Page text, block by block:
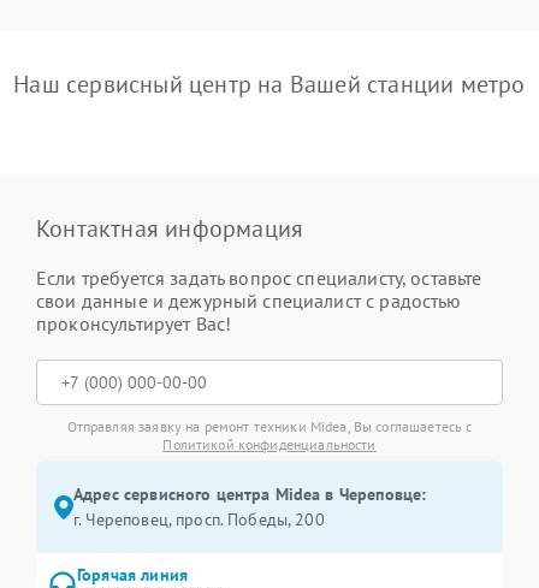
Наш сервисный центр на Вашей станции метро
Контактная информация
Если требуется задать вопрос специалисту, оставьте
свои данные и дежурный специалист с радостью
проконсультирует Вас!
Отправляя заявку на ремонт техники Midea, Вы соглашаетесь с
Политикой конфиденциальности
Адрес сервисного центра Midea в Череповце:
г. Череповец, просп. Победы, 200
Горячая линия